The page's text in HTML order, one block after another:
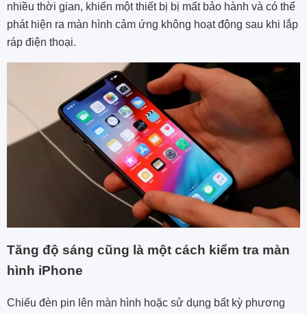
nhiều thời gian, khiến một thiết bị bị mất bảo hành và có thể
phát hiện ra màn hình cảm ứng không hoạt động sau khi lắp
ráp điện thoại.
Tăng độ sáng cũng là một cách kiểm tra màn
hình iPhone
Chiếu đèn pin lên màn hình hoặc sử dụng bất kỳ phương